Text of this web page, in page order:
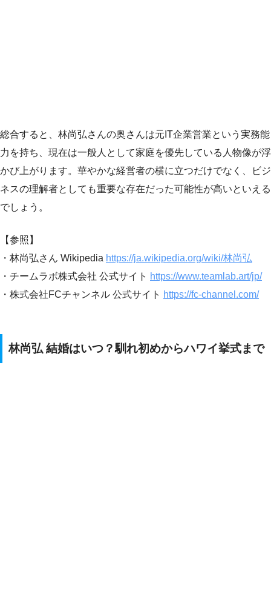
総合すると、林尚弘さんの奥さんは元IT企業営業という実務能
力を持ち、現在は一般人として家庭を優先している人物像が浮
かび上がります。華やかな経営者の横に立つだけでなく、ビジ
ネスの理解者としても重要な存在だった可能性が高いといえる
でしょう。
【参照】
・林尚弘さん Wikipedia https://ja.wikipedia.org/wiki/林尚弘
・チームラボ株式会社 公式サイト https://www.teamlab.art/jp/
・株式会社FCチャンネル 公式サイト https://fc-channel.com/
林尚弘 結婚はいつ？馴れ初めからハワイ挙式まで